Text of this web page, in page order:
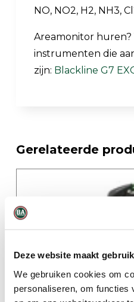
Deze website maakt
We gebruiken cookies om
personaliseren, om functies
NO, NO2, H2, NH3,
Areamonitor
instrumenten die
zijn: Blackline G7
Gerelateerde